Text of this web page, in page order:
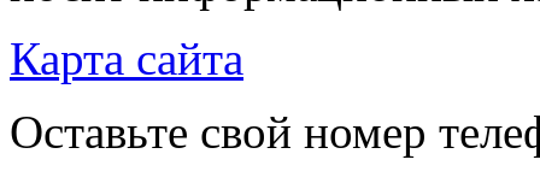
Карта сайта
Оставьте свой номер